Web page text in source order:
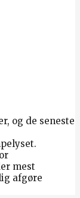
og de seneste
mest
afgøre